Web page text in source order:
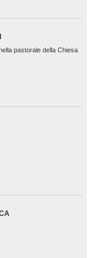
pastorale della Chiesa